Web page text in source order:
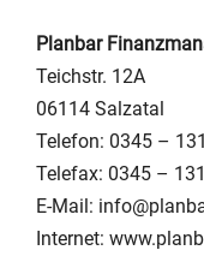
Planbar
Teichstr. 12A
06114 Salzatal
Telefon: 0345 –
Telefax: 0345 –
E-Mail:
Internet: